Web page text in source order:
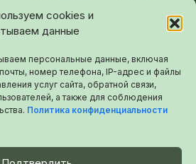
cookies и
данные
персональные данные, включая
номер телефона, IP-адрес и файлы
услуг сайта, обратной связи,
а также для соблюдения
Политика конфиденциальности